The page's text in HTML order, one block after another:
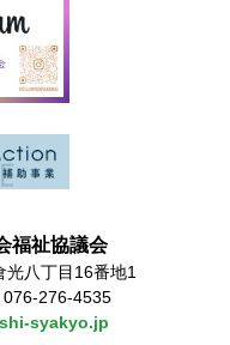
福祉協議会
光八丁目16番地1
076-276-4535
syakyo.jp